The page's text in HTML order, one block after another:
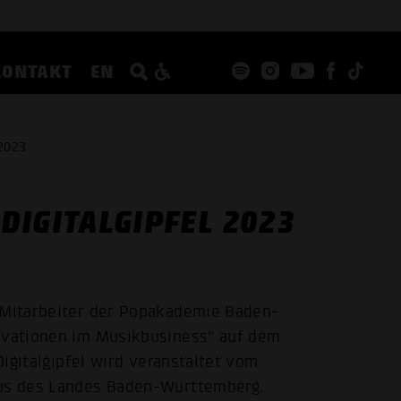
EN
2023
der Popakademie Baden-
im Musikbusiness“ auf dem
wird veranstaltet vom
des Landes Baden-Württemberg.